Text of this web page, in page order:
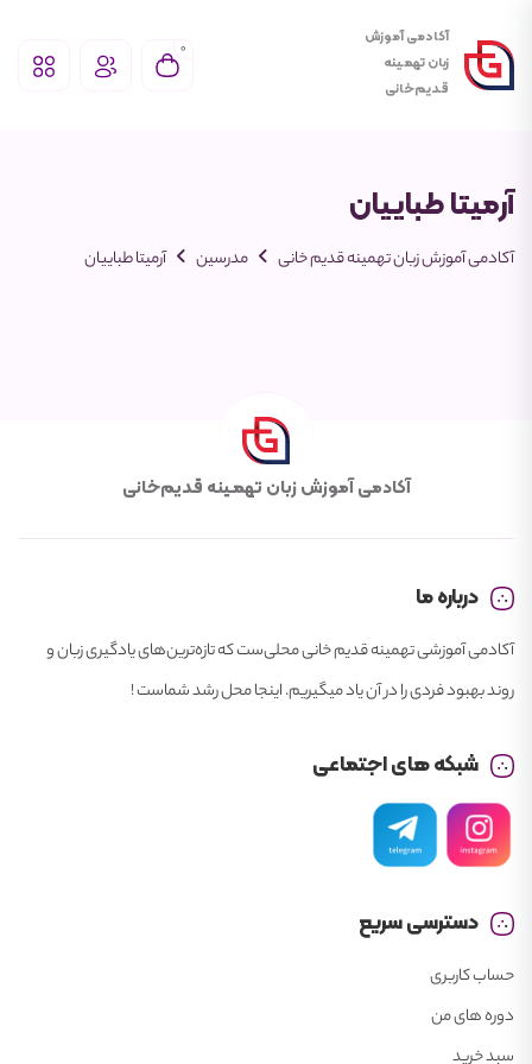
آکادمی آموزش
زبان تهمـینه
قـدیم‌خانی
0
آرمیتا طباییان
آکادمی آموزش زبان تهمینه قدیم خانی مدرسین آرمیتا طباییان
آکادمی آموزش زبان تهمـینه قـدیم‌خانی
درباره ما
آکادمی آموزشی تهمینه قدیم خانی محلی‌ست که تازه‌ترین‌های یادگیری زبان و
روند بهبود فردی را در آن یاد میگیریم. اینجا محل رشد شماست !
شبکه های اجتماعی
دسترسی سریع
حساب کاربری
دوره های من
سبد خرید